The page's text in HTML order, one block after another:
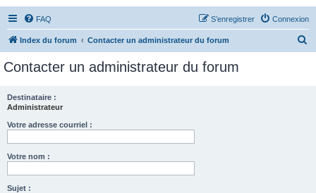
FAQ Connexion
S’enregistrer
Index du forum Contacter un administrateur du forum
Contacter un administrateur du forum
Destinataire :
Administrateur
Votre adresse courriel :
Votre nom :
Sujet :